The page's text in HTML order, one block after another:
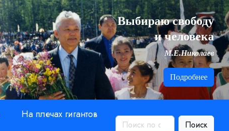
Выбираю свободу
и человека
М.Е.Николаев
Подробнее
На плечах гигантов
Поиск